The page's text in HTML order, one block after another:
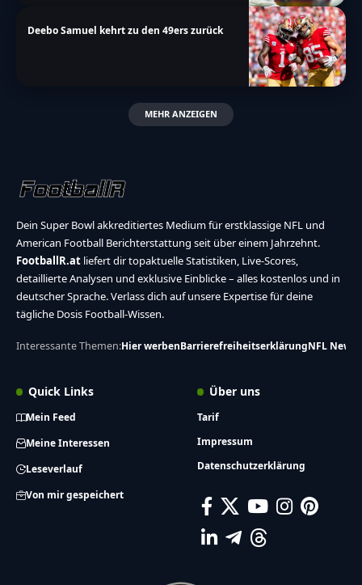
Deebo Samuel kehrt zu den 49ers zurück
MEHR ANZEIGEN
Dein Super Bowl akkreditiertes Medium für erstklassige NFL und
American Football Berichterstattung seit über einem Jahrzehnt.
FootballR.at liefert dir topaktuelle Statistiken, Live-Scores,
detaillierte Analysen und exklusive Einblicke – alles kostenlos und in
deutscher Sprache. Verlass dich auf unsere Expertise für deine
tägliche Dosis Football-Wissen.
Interessante Themen:Hier werbenBarrierefreiheitserklärungNFL News
Quick Links
Mein Feed
Meine Interessen
Leseverlauf
Von mir gespeichert
Über uns
Tarif
Impressum
Datenschutzerklärung